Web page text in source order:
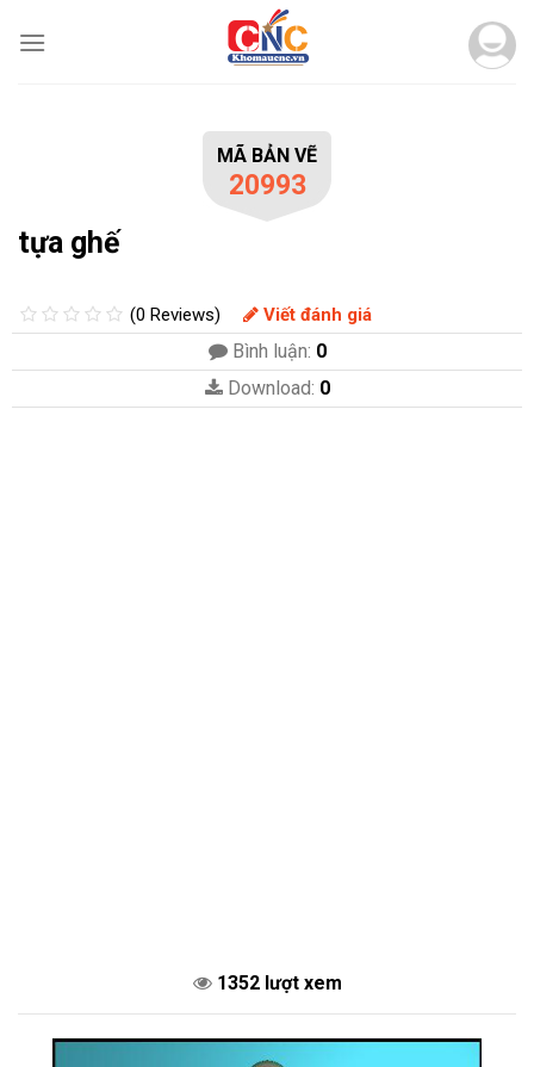
MÃ BẢN VẼ
20993
tựa ghế
(0 Reviews) Viết đánh giá
Bình luận: 0
Download: 0
1352 lượt xem